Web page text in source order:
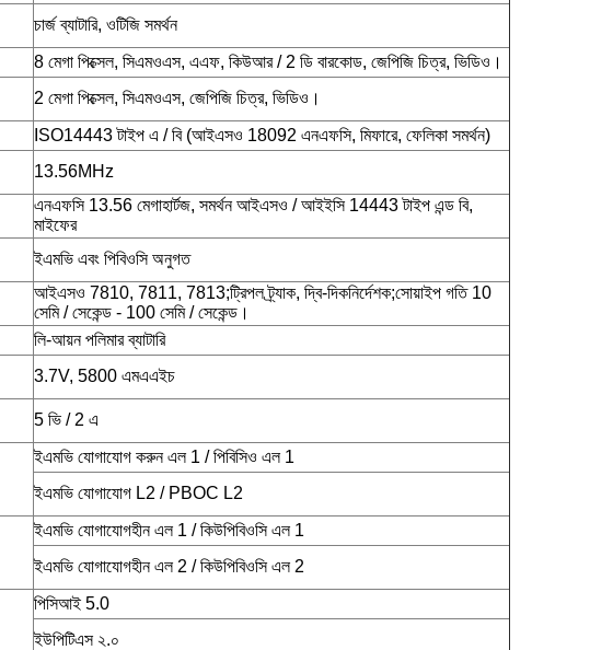
চার্জ ব্যাটারি, ওটিজি সমর্থন
8 মেগা পিক্সেল, সিএমওএস, এএফ, কিউআর / 2 ডি বারকোড, জেপিজি চিত্র, ভিডিও।
2 মেগা পিক্সেল, সিএমওএস, জেপিজি চিত্র, ভিডিও।
ISO14443 টাইপ এ / বি (আইএসও 18092 এনএফসি, মিফারে, ফেলিকা সমর্থন)
13.56MHz
এনএফসি 13.56 মেগাহার্টজ, সমর্থন আইএসও / আইইসি 14443 টাইপ এন্ড বি,
মাইফের
ইএমভি এবং পিবিওসি অনুগত
আইএসও 7810, 7811, 7813;ট্রিপল ট্র্যাক, দ্বি-দিকনির্দেশক;সোয়াইপ গতি 10
সেমি / সেকেন্ড - 100 সেমি / সেকেন্ড।
লি-আয়ন পলিমার ব্যাটারি
3.7V, 5800 এমএএইচ
5 ভি / 2 এ
ইএমভি যোগাযোগ করুন এল 1 / পিবিসিও এল 1
ইএমভি যোগাযোগ L2 / PBOC L2
ইএমভি যোগাযোগহীন এল 1 / কিউপিবিওসি এল 1
ইএমভি যোগাযোগহীন এল 2 / কিউপিবিওসি এল 2
পিসিআই 5.0
ইউপিটিএস ২.০